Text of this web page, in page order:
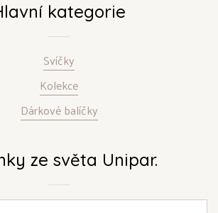
kategorie
Svíčky
Kolekce
Dárkové balíčky
ze světa Unipar.